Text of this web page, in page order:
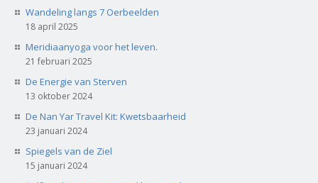
Wandeling langs 7 Oerbeelden
18 april 2025
Meridiaanyoga voor het leven.
21 februari 2025
De Energie van Sterven
13 oktober 2024
De Nan Yar Travel Kit: Kwetsbaarheid
23 januari 2024
Spiegels van de Ziel
15 januari 2024